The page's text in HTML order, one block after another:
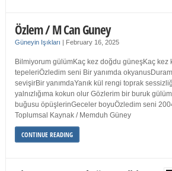
Özlem / M Can Guney
Güneyin Işıkları | February 16, 2025
Bilmiyorum gülümKaç kez doğdu güneşKaç kez
tepeleriÖzledim seni Bir yanımda
sevişirBir yanımdaYanık kül rengi toprak
yalnızlığıma kokun olur Gözlerim bir buruk
buğusu öpüşlerinGeceler boyuÖzledim seni
Toplumsal Kaynak / Memduh Güney
CONTINUE READING